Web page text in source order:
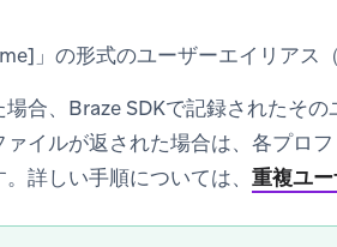
」の形式のユーザーエイリアス
合、Braze SDKで記録されたそ
イルが返された場合は、各プロ
詳しい手順については、 重複ユ